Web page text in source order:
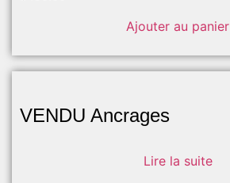
Ajouter au panier
VENDU Ancrages
Lire la suite